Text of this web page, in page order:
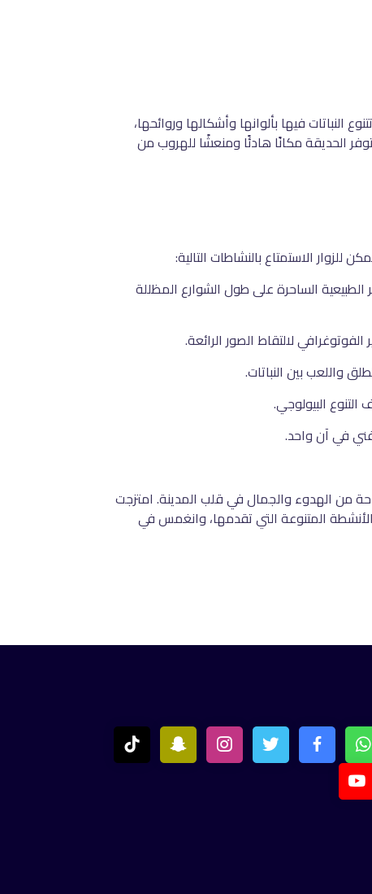
فيها بألوانها وأشكالها وروائحها،
الحديقة مكانًا هادئًا ومنعشًا للهروب من
الاستمتاع بالنشاطات التالية:
الساحرة على طول الشوارع المظللة
لالتقاط الصور الرائعة.
واللعب بين النباتات.
البيولوجي.
في آن واحد.
من الهدوء والجمال في قلب المدينة. امتزجت
بالأنشطة المتنوعة التي تقدمها، وانغمس في